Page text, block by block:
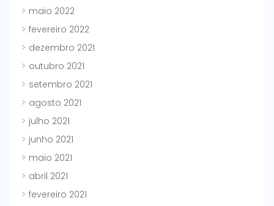
maio 2022
fevereiro 2022
dezembro 2021
outubro 2021
setembro 2021
agosto 2021
julho 2021
junho 2021
maio 2021
abril 2021
fevereiro 2021